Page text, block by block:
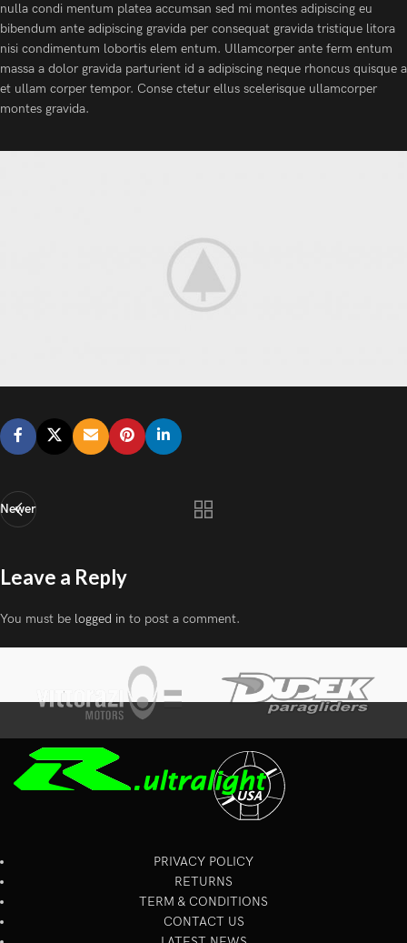
nulla condi mentum platea accumsan sed mi montes adipiscing eu
bibendum ante adipiscing gravida per consequat gravida tristique litora
nisi condimentum lobortis elem entum. Ullamcorper ante ferm entum
massa a dolor gravida parturient id a adipiscing neque rhoncus quisque a
et ullam corper tempor. Conse ctetur ellus scelerisque ullamcorper
montes gravida.
Newer
Leave a Reply
You must be logged in to post a comment.
PRIVACY POLICY
RETURNS
TERM & CONDITIONS
CONTACT US